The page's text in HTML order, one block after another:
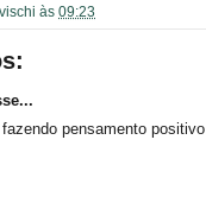
às 09:23
pensamento